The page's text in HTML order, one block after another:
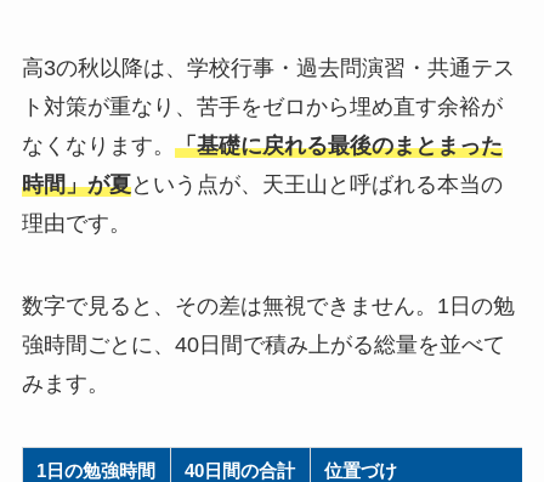
高3の秋以降は、学校行事・過去問演習・共通テス
ト対策が重なり、苦手をゼロから埋め直す余裕が
なくなります。 「基礎に戻れる最後のまとまった
時間」が夏という点が、天王山と呼ばれる本当の
理由です。
数字で見ると、その差は無視できません。1日の勉
強時間ごとに、40日間で積み上がる総量を並べて
みます。
1日の勉強時間 40日間の合計 位置づけ